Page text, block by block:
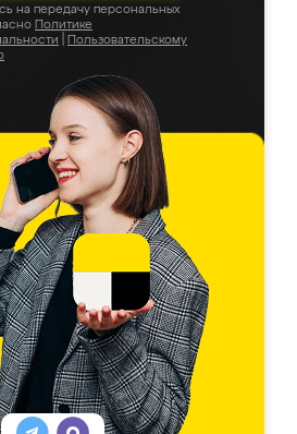
на передачу персональных
Политике
Пользовательскому